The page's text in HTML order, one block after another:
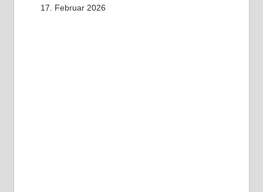
17. Februar 2026